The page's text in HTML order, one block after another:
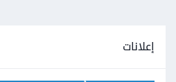
إعلانات